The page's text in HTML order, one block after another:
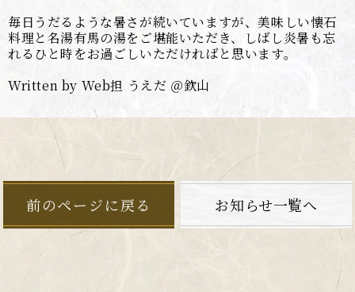
毎日うだるような暑さが続いていますが、美味しい懐石
料理と名湯有馬の湯をご堪能いただき、しばし炎暑も忘
れるひと時をお過ごしいただければと思います。
Written by Web担 うえだ ＠欽山
前のページに戻る お知らせ一覧へ